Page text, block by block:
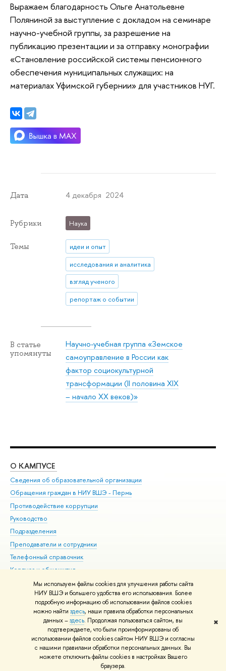
Мы используем файлы cookies для улучшения работы сайта
НИУ ВШЭ и большего удобства его использования. Более
подробную информацию об использовании файлов cookies
можно найти здесь, наши правила обработки персональных
данных –здесь. Продолжая пользоваться сайтом, вы
подтверждаете, что были проинформированы об
использовании файлов cookies сайтом НИУ ВШЭ и согласны
с нашими правилами обработки персональных данных. Вы
можете отключить файлы cookies в настройках Вашего
браузера.
✖
Выражаем благодарность Ольге Анатольевне
Поляниной за выступление с докладом на семинаре
научно-учебной группы, за разрешение на
публикацию презентации и за отправку монографии
«Становление российской системы пенсионного
обеспечения муниципальных служащих: на
материалах Уфимской губернии» для участников НУГ.
Дата 4 декабря 2024
Рубрики Наука
Темы
идеи и опыт
исследования и аналитика
взгляд ученого
репортаж о событии
В статье
упомянуты
Научно-учебная группа «Земское
самоуправление в России как
фактор социокультурной
трансформации (II половина XIX
– начало XX веков)»
О КАМПУСЕ
Сведения об образовательной организации
Обращения граждан в НИУ ВШЭ - Пермь
Противодействие коррупции
Руководство
Подразделения
Преподаватели и сотрудники
Телефонный справочник
Корпуса и общежития
ВШЭ для студентов с ограниченными возможностями
здоровья и инвалидностью
Единая платежная страница
© НИУ ВШЭ 1993–2026 Условия использования материалов Адреса
и контакты Карта сайта
Шрифты HSE Sans и HSE Slab разработаны вШколе дизайна НИУ ВШЭ